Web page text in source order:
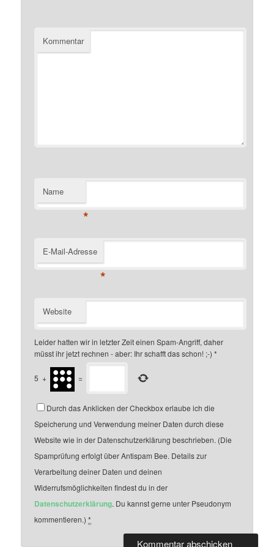
Kommentar
Name
*
E-Mail-Adresse
*
Website
Leider hatten wir in letzter Zeit einen Spam-Angriff, daher
müsst ihr jetzt rechnen - aber: Ihr schafft das schon! ;-) *
5 + =
Durch das Anklicken der Checkbox erlaube ich die
Speicherung und Verwendung meiner Daten durch diese
Website wie in der Datenschutzerklärung beschrieben. (Die
Spamprüfung erfolgt über Antispam Bee. Details zur
Verarbeitung deiner Daten und deinen
Widerrufsmöglichkeiten findest du in der
Datenschutzerklärung. Du kannst gerne unter Pseudonym
kommentieren.)*